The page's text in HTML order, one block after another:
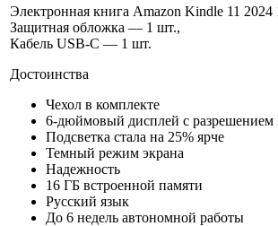
Электронная книга Amazon Kindle 11
Защитная обложка — 1 шт.,
Кабель USB-C — 1 шт.
Достоинства
Чехол в комплекте
6-дюймовый дисплей с разрешением
Подсветка стала на 25% ярче
Темный режим экрана
Надежность
16 ГБ встроенной памяти
Русский язык
До 6 недель автономной работы